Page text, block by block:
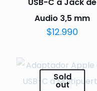
Audio 3,5 mm
$12.990
Sold
out